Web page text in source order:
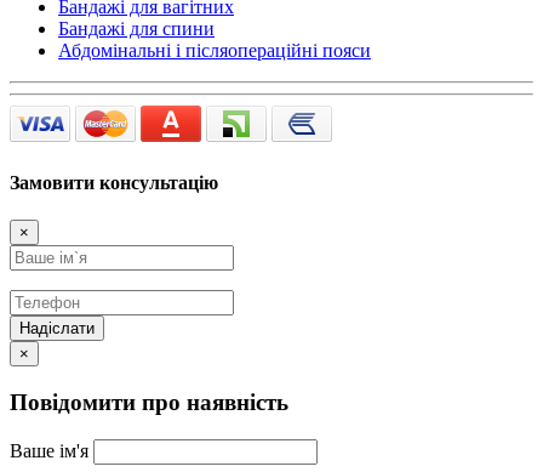
Бандажі для вагітних
Бандажі для спини
Абдомінальні і післяопераційні пояси
Замовити консультацію
×
Надіслати
×
Повідомити про наявність
Ваше ім'я